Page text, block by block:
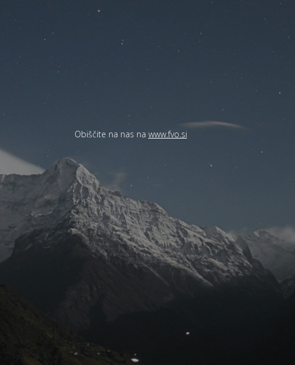
Obiščite na nas na www.fvo.si